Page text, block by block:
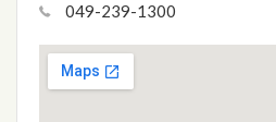
049-239-1300